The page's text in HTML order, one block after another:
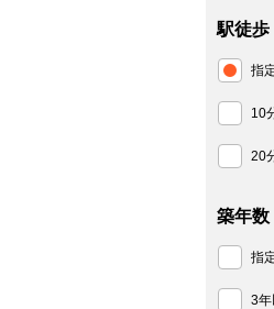
駅徒歩
指
10
20
築年数
指
3年